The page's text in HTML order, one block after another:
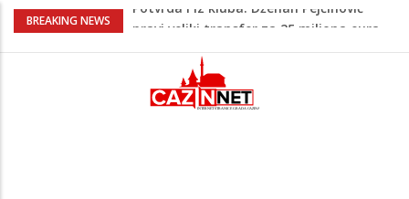
BREAKING NEWS
Psihijatrica: Ovo je greška koju većina
tinejdžerima
Na Ahiret preselila Tahirović (rođ.
Ćoralić) Alije